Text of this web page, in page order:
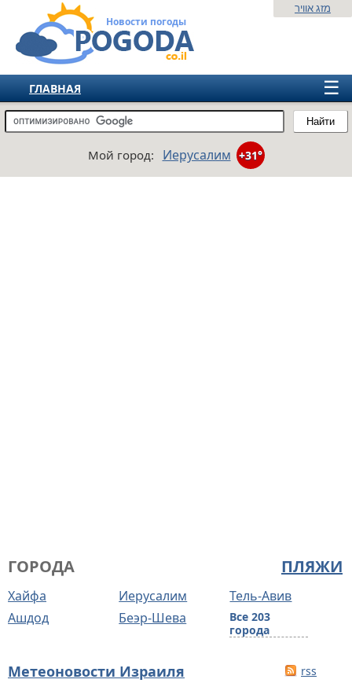
Новости погоды
Найти
מזג אוויר
☰
ГЛАВНАЯ
ИЗРАИЛЬ
ЕВРОПА
Мой город: Иерусалим +31°
ПЛЯЖИ
ГОРОДА
Хайфа Иерусалим
Тель-Авив
Ашдод
Беэр-Шева
Все 203
города
Метеоновости Израиля rss